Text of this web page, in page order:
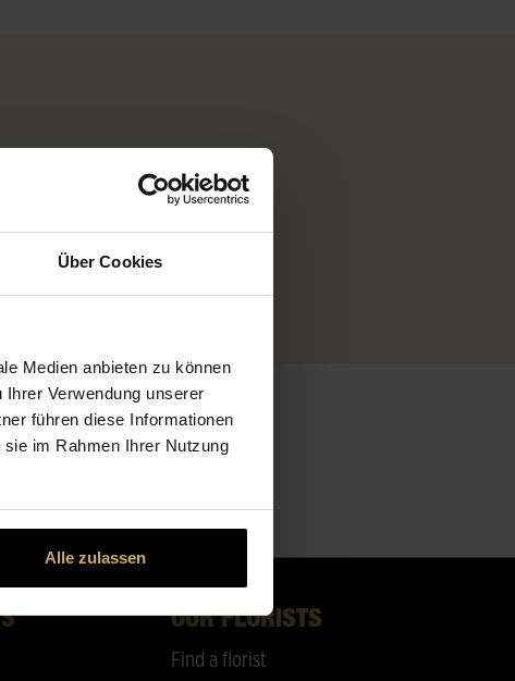
Über Cookies
Medien anbieten zu können
Verwendung unserer
führen diese Informationen
im Rahmen Ihrer Nutzung
Alle zulassen
OUR FLORISTS
Find a florist